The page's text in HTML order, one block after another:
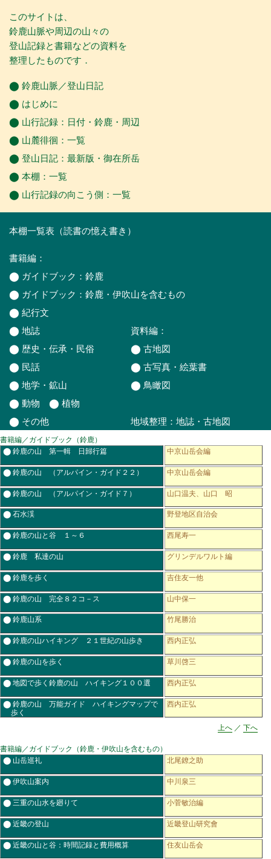
このサイトは、
鈴鹿山脈や周辺の山々の
登山記録と書籍などの資料を
整理したものです．
⬤ 鈴鹿山脈／登山日記
⬤ はじめに
⬤ 山行記録 ： 日付 ・ 鈴鹿 ・ 周辺
⬤ 山麓徘徊 ： 一覧
⬤ 登山日記 ： 最新版 ・ 御在所岳
⬤ 本棚 ：一覧
⬤ 山行記録の向こう側 ： 一覧
本棚一覧表（読書の憶え書き）
書籍編：
⬤ ガイドブック：鈴鹿
⬤ ガイドブック：鈴鹿・伊吹山を含むもの
⬤ 紀行文
⬤ 地誌 資料編：
⬤ 歴史・伝承・民俗 ⬤ 古地図
⬤ 民話 ⬤ 古写真・絵葉書
⬤ 地学・鉱山 ⬤ 鳥瞰図
⬤ 動物 ⬤ 植物
⬤ その他 地域整理： 地誌 ・ 古地図
書籍編／ガイドブック（鈴鹿）
⬤ 鈴鹿の山 第一輯 日歸行篇
中京山岳会編
⬤ 鈴鹿の山 （アルパイン・ガイド２２） 中京山岳会編
⬤ 鈴鹿の山 （アルパイン・ガイド７） 山口温夫、山口 昭
⬤ 石水渓 野登地区自治会
⬤ 鈴鹿の山と谷 １～６ 西尾寿一
⬤ 鈴鹿 私達の山 グリンデルワルト編
⬤ 鈴鹿を歩く 吉住友一他
⬤ 鈴鹿の山 完全８２コ－ス 山中保一
⬤ 鈴鹿山系 竹尾勝治
⬤ 鈴鹿の山ハイキング ２１世紀の山歩き 西内正弘
⬤ 鈴鹿の山を歩く 草川啓三
⬤ 地図で歩く鈴鹿の山 ハイキング１００選 西内正弘
⬤ 鈴鹿の山 万能ガイド ハイキングマップで
歩く
西内正弘
上へ／ 下へ
書籍編／ガイドブック（鈴鹿・伊吹山を含むもの）
⬤ 山岳巡礼
北尾鐐之助
⬤ 伊吹山案内 中川泉三
⬤ 三重の山水を廻りて 小菅敏治編
⬤ 近畿の登山 近畿登山研究會
⬤ 近畿の山と谷：時間記録と費用概算 住友山岳会